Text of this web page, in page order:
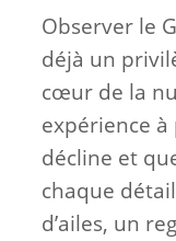
Observer le
déjà un
cœur de la
expérience
décline et
chaque
d’ailes, un